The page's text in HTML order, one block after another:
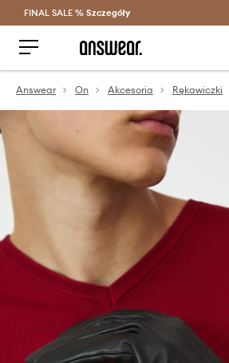
Oszczędzaj z Answear Club >
FINAL SALE % Szczegóły
Answear On Akcesoria Rękawiczki